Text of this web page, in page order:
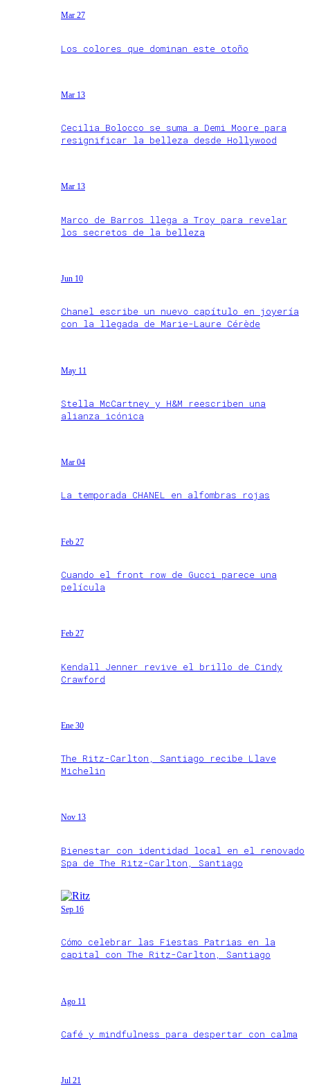
Mar 27
Los colores que dominan este otoño
Mar 13
Cecilia Bolocco se suma a Demi Moore para
resignificar la belleza desde Hollywood
Mar 13
Marco de Barros llega a Troy para revelar
los secretos de la belleza
Jun 10
Chanel escribe un nuevo capítulo en joyería
con la llegada de Marie-Laure Cérède
May 11
Stella McCartney y H&M reescriben una
alianza icónica
Mar 04
La temporada CHANEL en alfombras rojas
Feb 27
Cuando el front row de Gucci parece una
película
Feb 27
Kendall Jenner revive el brillo de Cindy
Crawford
Ene 30
The Ritz-Carlton, Santiago recibe Llave
Michelin
Nov 13
Bienestar con identidad local en el renovado
Spa de The Ritz-Carlton, Santiago
Sep 16
Cómo celebrar las Fiestas Patrias en la
capital con The Ritz-Carlton, Santiago
Ago 11
Café y mindfulness para despertar con calma
Jul 21